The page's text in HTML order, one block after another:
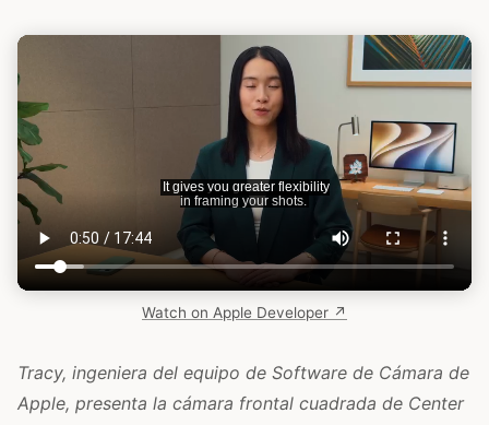
Watch on Apple Developer ↗
Tracy, ingeniera del equipo de Software de Cámara de
Apple, presenta la cámara frontal cuadrada de Center